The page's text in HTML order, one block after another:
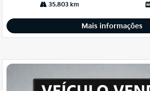
35.803 km
Mais informações